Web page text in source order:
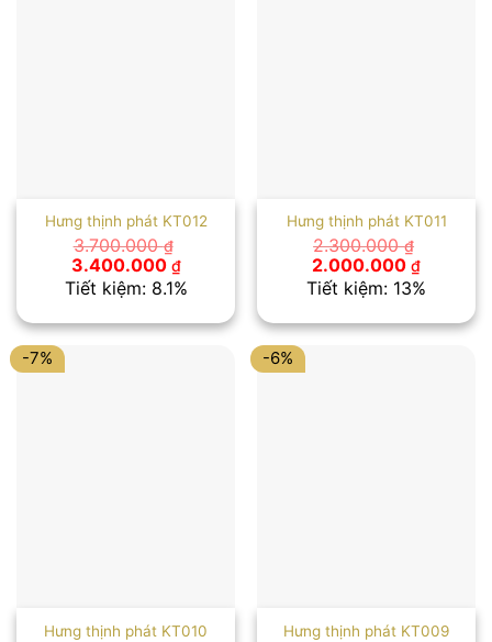
Hưng thịnh phát KT012
3.700.000₫
Giá
gốc
là:
3.400.000 ₫Giá
hiện
tại
3.400.000 ₫.
Tiết kiệm: 8.1%
Hưng thịnh phát KT011
2.300.000₫
Giá
gốc
là:
2.000.000 ₫Giá
hiện
tại
Tiết kiệm: 13%
-7%
Hưng thịnh phát KT010
-6%
Hưng thịnh phát KT009